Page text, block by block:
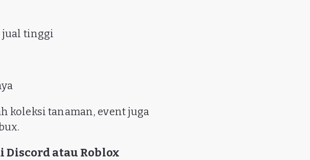
jual tinggi
koleksi tanaman, event juga
Discord atau Roblox